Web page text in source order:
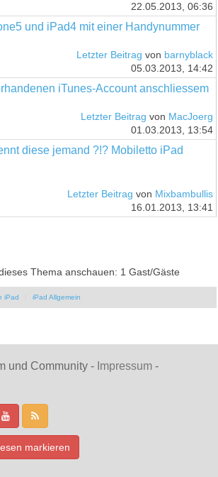
22.05.2013, 06:36
und iPad4 mit einer Handynummer
Letzter Beitrag von barnyblack
05.03.2013, 14:42
iTunes-Account anschliessem
Letzter Beitrag von MacJoerg
01.03.2013, 13:54
diese jemand ?!? Mobiletto iPad
Letzter Beitrag von Mixbambullis
16.01.2013, 13:41
Thema anschauen: 1 Gast/Gäste
iPad iPad Allgemein
und Community - Impressum -
markieren